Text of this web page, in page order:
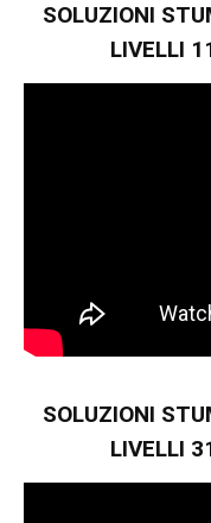
SOLUZIONI
LIVELLI
SOLUZIONI
LIVELLI